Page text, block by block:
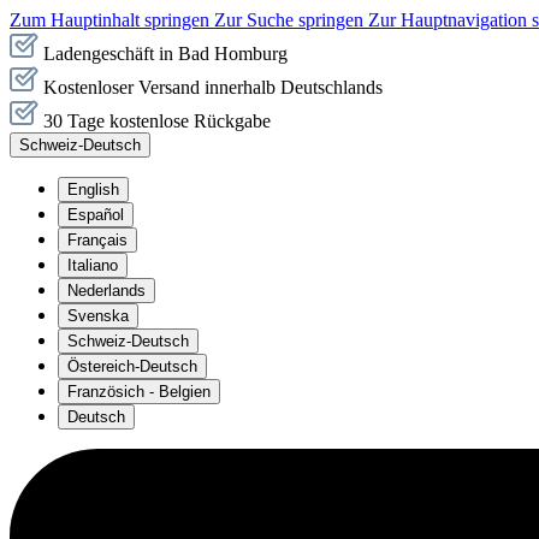
Zum Hauptinhalt springen Zur Suche springen Zur Hauptnavigation
Ladengeschäft in Bad Homburg
Kostenloser Versand innerhalb Deutschlands
30 Tage kostenlose Rückgabe
Schweiz-Deutsch
English
Español
Français
Italiano
Nederlands
Svenska
Schweiz-Deutsch
Östereich-Deutsch
Französich - Belgien
Deutsch